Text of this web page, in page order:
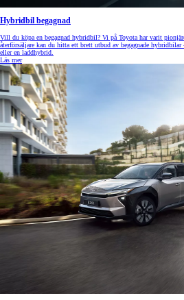
Hybridbil begagnad
Vill du köpa en begagnad hybridbil? Vi på Toyota har varit
återförsäljare kan du hitta ett brett utbud av begagnade
eller en laddhybrid.
Läs mer